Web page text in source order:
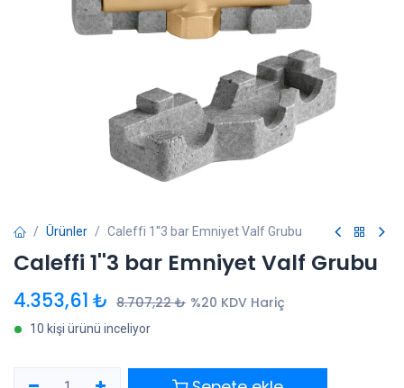
Ürünler Caleffi 1''3 bar Emniyet Valf Grubu
Caleffi 1''3 bar Emniyet Valf Grubu
4.353,61 ₺ 8.707,22₺ %20 KDV Hariç
10 kişi ürünü inceliyor